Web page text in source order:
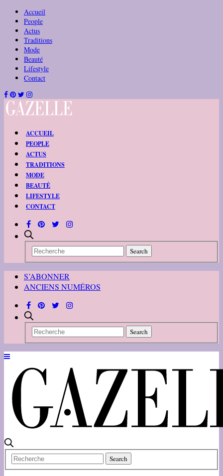
Accueil
People
Actus
Traditions
Mode
Beauté
Lifestyle
Contact
ACCUEIL
PEOPLE
ACTUS
TRADITIONS
MODE
BEAUTÉ
LIFESTYLE
CONTACT
S’ABONNER
ANCIENS NUMÉROS